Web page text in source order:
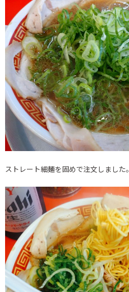
ストレート細麺を固めで注文しました。